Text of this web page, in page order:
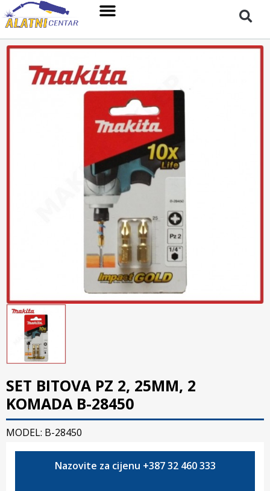
SET BITOVA PZ 2, 25MM, 2
KOMADA B-28450
MODEL: B-28450
Nazovite za cijenu +387 32 460 333